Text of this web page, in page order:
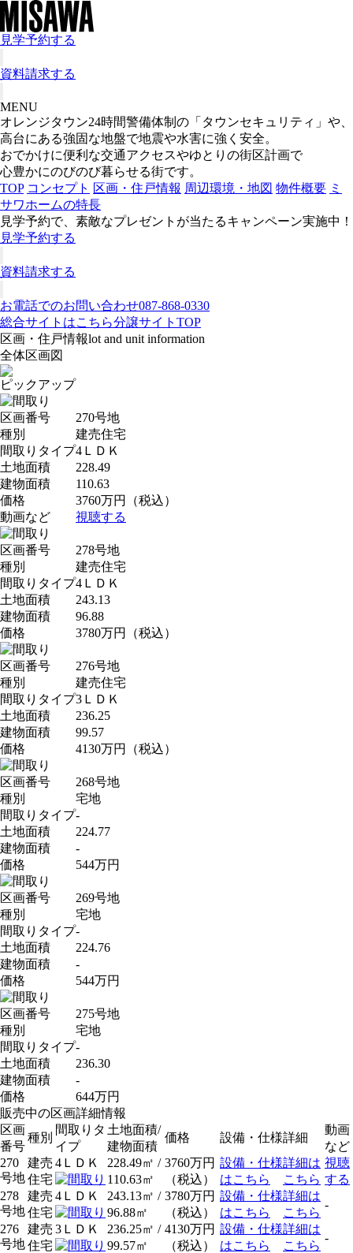
見学予約する
資料請求する
MENU
オレンジタウン24時間警備体制の「タウンセキュリティ」や、
高台にある強固な地盤で地震や水害に強く安全。
おでかけに便利な交通アクセスやゆとりの街区計画で
心豊かにのびのび暮らせる街です。
TOP コンセプト 区画・住戸情報 周辺環境・地図 物件概要 ミ
サワホームの特長
見学予約で、素敵なプレゼントが当たるキャンペーン実施中！
見学予約する
資料請求する
お電話でのお問い合わせ087-868-0330
総合サイトはこちら分譲サイトTOP
区画・住戸情報lot and unit information
全体区画図
ピックアップ
区画番号
270号地
種別
建売住宅
間取りタイプ4ＬＤＫ
土地面積
228.49
建物面積
110.63
価格
3760万円
（税込）
動画など
視聴する
区画番号
278号地
種別
建売住宅
間取りタイプ4ＬＤＫ
土地面積
243.13
建物面積
96.88
価格
3780万円 （税込）
区画番号
276号地
種別
建売住宅
間取りタイプ3ＬＤＫ
土地面積
236.25
建物面積
99.57
価格
4130万円 （税込）
区画番号
268号地
種別
宅地
間取りタイプ-
土地面積
224.77
建物面積
-
価格
544万円
区画番号
269号地
種別
宅地
間取りタイプ-
土地面積
224.76
建物面積
-
価格
544万円
区画番号
275号地
種別
宅地
間取りタイプ-
土地面積
236.30
建物面積
-
価格
644万円
販売中の区画詳細情報
区画
番号
種別
間取りタ
イプ
土地面積/
建物面積
価格 設備・仕様詳細
動画
など
270
号地
建売
住宅
4ＬＤＫ
228.49㎡ /
110.63㎡
3760万円
（税込）
設備・仕様
はこちら
詳細は
こちら
視聴
する
278
号地
建売
住宅
4ＬＤＫ
243.13㎡ /
96.88㎡
3780万円
（税込）
設備・仕様
はこちら
詳細は
こちら
-
276
号地
建売
住宅
3ＬＤＫ
236.25㎡ /
99.57㎡
4130万円
（税込）
設備・仕様
はこちら
詳細は
こちら
-